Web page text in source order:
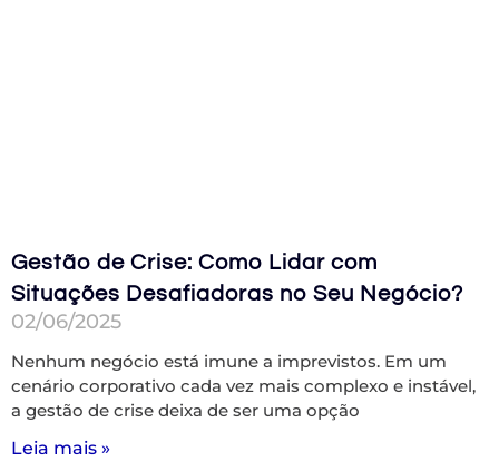
Gestão de Crise: Como Lidar com
Situações Desafiadoras no Seu Negócio?
02/06/2025
Nenhum negócio está imune a imprevistos. Em um
cenário corporativo cada vez mais complexo e instável,
a gestão de crise deixa de ser uma opção
Leia mais »